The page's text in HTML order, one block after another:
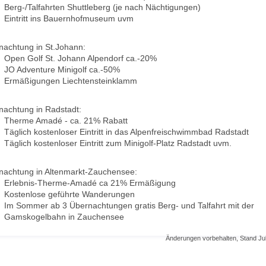
Berg-/Talfahrten Shuttleberg (je nach Nächtigungen)
Eintritt ins Bauernhofmuseum uvm
in St.Johann:
Open Golf St. Johann Alpendorf ca.-20%
JO Adventure Minigolf ca.-50%
Ermäßigungen Liechtensteinklamm
in Radstadt:
Therme Amadé - ca. 21% Rabatt
Täglich kostenloser Eintritt in das Alpenfreischwimmbad Radstadt
Täglich kostenloser Eintritt zum Minigolf-Platz Radstadt uvm.
in Altenmarkt-Zauchensee:
Erlebnis-Therme-Amadé ca 21% Ermäßigung
Kostenlose geführte Wanderungen
Im Sommer ab 3 Übernachtungen gratis Berg- und Talfahrt mit der
Gamskogelbahn in Zauchensee
Änderungen vorbehalten, Stand